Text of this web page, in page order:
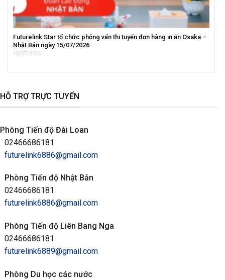
Futurelink Star tổ chức phỏng vấn thi tuyển đơn hàng in ấn Osaka –
Nhật Bản ngày 15/07/2026
15/07/2026
HỖ TRỢ TRỰC TUYẾN
Phòng Tiến độ Đài Loan
02466686181
futurelink6886@gmail.com
Phòng Tiến độ Nhật Bản
02466686181
futurelink6886@gmail.com
Phòng Tiến độ Liên Bang Nga
02466686181
futurelink6889@gmail.com
Phòng Du học các nước